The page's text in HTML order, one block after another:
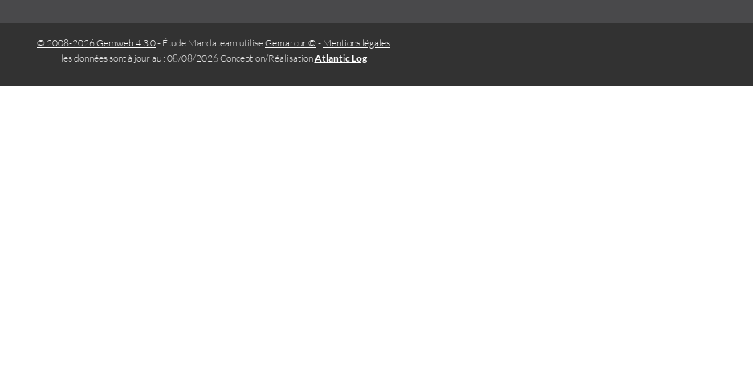
© 2008-2026 Gemweb 4.3.0- Étude Mandateam utiliseGemarcur © - Mentions légales
les données sont à jour au : 08/08/2026 Conception/RéalisationAtlantic Log